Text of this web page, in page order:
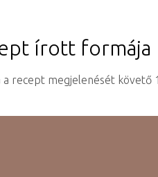
írott formája​
recept megjelenését követő